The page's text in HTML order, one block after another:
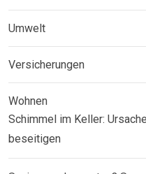
Umwelt
Versicherungen
Wohnen
Schimmel im Keller:
beseitigen